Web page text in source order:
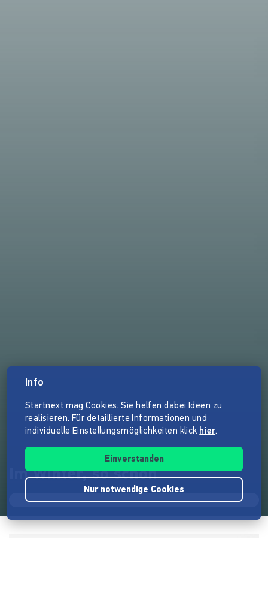
Im Winter, so schön
Info
Startnext mag Cookies. Sie helfen dabei Ideen zu
realisieren. Für detaillierte Informationen und
individuelle Einstellungsmöglichkeiten klick hier.
Einverstanden
Nur notwendige Cookies